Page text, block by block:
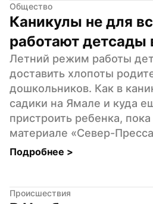
Общество
Каникулы не для
работают
Летний режим работы
доставить хлопоты
дошкольников. Как в
садики на Ямале и куда
пристроить ребенка,
материале «Север-
Подробнее >
Происшествия